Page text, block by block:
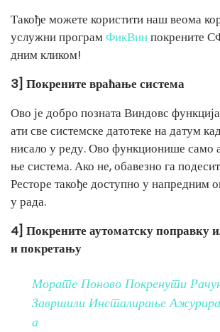
Такође можете користити наш веома
услужни програмФикВинпокрените
дним кликом!
3] Покрените враћање система
Ово је добро позната Виндовс
ати све системске датотеке на датум
нисало у реду. Ово функционише само
ње система. Ако не, обавезно га
Ресторе такође доступно у напредним
у рада.
4] Покрените аутоматску поправку
и покретању
Морате Поново Покренути
Завршили Инсталирање
А